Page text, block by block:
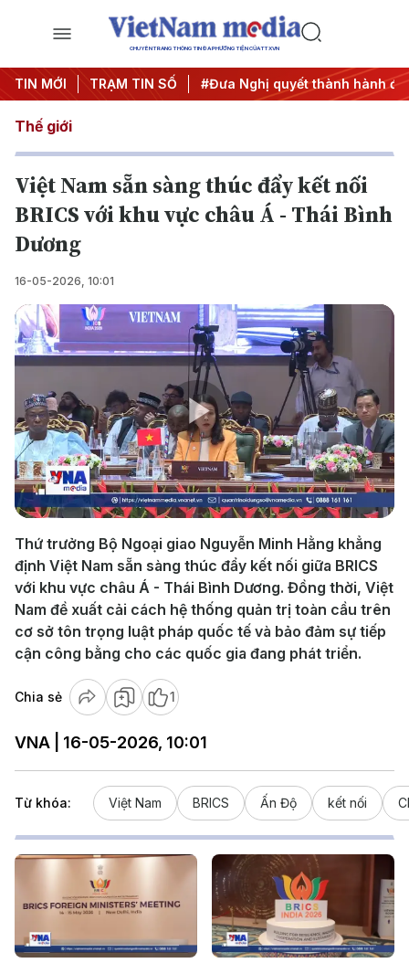
CHUYÊN TRANG THÔNG TIN ĐA PHƯƠNG TIỆN CỦA TTXVN
TIN MỚI TRẠM TIN SỐ
ương 3 #APEC 2027 #Đưa Nghị quyết thành hành
Thế giới
Việt Nam sẵn sàng thúc đẩy kết nối
BRICS với khu vực châu Á - Thái Bình
Dương
16-05-2026, 10:01
Play
Video
Thứ trưởng Bộ Ngoại giao Nguyễn Minh Hằng khẳng
định Việt Nam sẵn sàng thúc đẩy kết nối giữa BRICS
với khu vực châu Á - Thái Bình Dương. Đồng thời, Việt
Nam đề xuất cải cách hệ thống quản trị toàn cầu trên
cơ sở tôn trọng luật pháp quốc tế và bảo đảm sự tiếp
cận công bằng cho các quốc gia đang phát triển.
Chia sẻ 1
VNA | 16-05-2026, 10:01
Từ khóa: Việt Nam BRICS Ấn Độ kết nối